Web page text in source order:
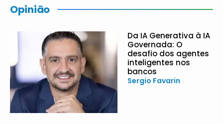
Opinião
Da IA Generativa à IA
Governada: O
desafio dos agentes
inteligentes nos
bancos
Sergio Favarin